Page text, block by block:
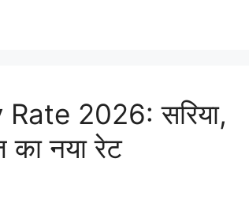
2026: सरिया,
नया रेट